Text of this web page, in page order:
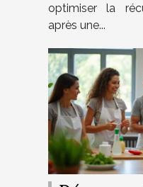
optimiser la
après une...